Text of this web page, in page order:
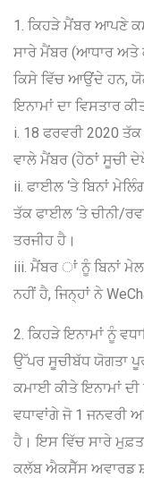
1. ਕਿਹੜੇ ਮੈਂਬਰ ਆਪਣੇ
ਸਾਰੇ ਮੈਂਬਰ (ਆਧਾਰ ਅਤੇ
ਕਿਸੇ ਵਿੱਚ ਆਉਂਦੇ ਹਨ,
ਇਨਾਮਾਂ ਦਾ ਵਿਸਤਾਰ
i. 18 ਫਰਵਰੀ 2020
ਵਾਲੇ ਮੈਂਬਰ (ਹੇਠਾਂ ਸੂਚੀ
ii. ਫਾਈਲ ‘ਤੇ ਬਿਨਾਂ
ਤੱਕ ਫਾਈਲ ‘ਤੇ ਚੀਨੀ/
ਤਰਜੀਹ ਹੈ।
iii. ਮੈਂਬਰ ਾਂ ਨੂੰ ਬਿਨਾਂ
ਨਹੀਂ ਹੈ, ਜਿਨ੍ਹਾਂ ਨੇ
2. ਕਿਹੜੇ ਇਨਾਮਾਂ ਨੂੰ
ਉੱਪਰ ਸੂਚੀਬੱਧ ਯੋਗਤਾ
ਕਮਾਈ ਕੀਤੇ ਇਨਾਮਾਂ
ਵਧਾਵਾਂਗੇ ਜੋ 1 ਜਨਵਰੀ
ਹੈ। ਇਸ ਵਿੱਚ ਸਾਰੇ
ਕਲੱਬ ਐਕਸੈੱਸ ਅਵਾਰਡ